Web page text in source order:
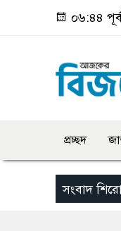
০৬:৪৪
প্রচ্ছদ
সংবাদ